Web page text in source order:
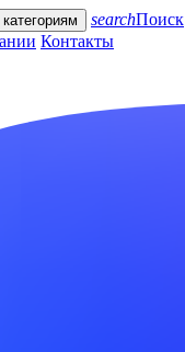
категориям searchПоиск
Контакты